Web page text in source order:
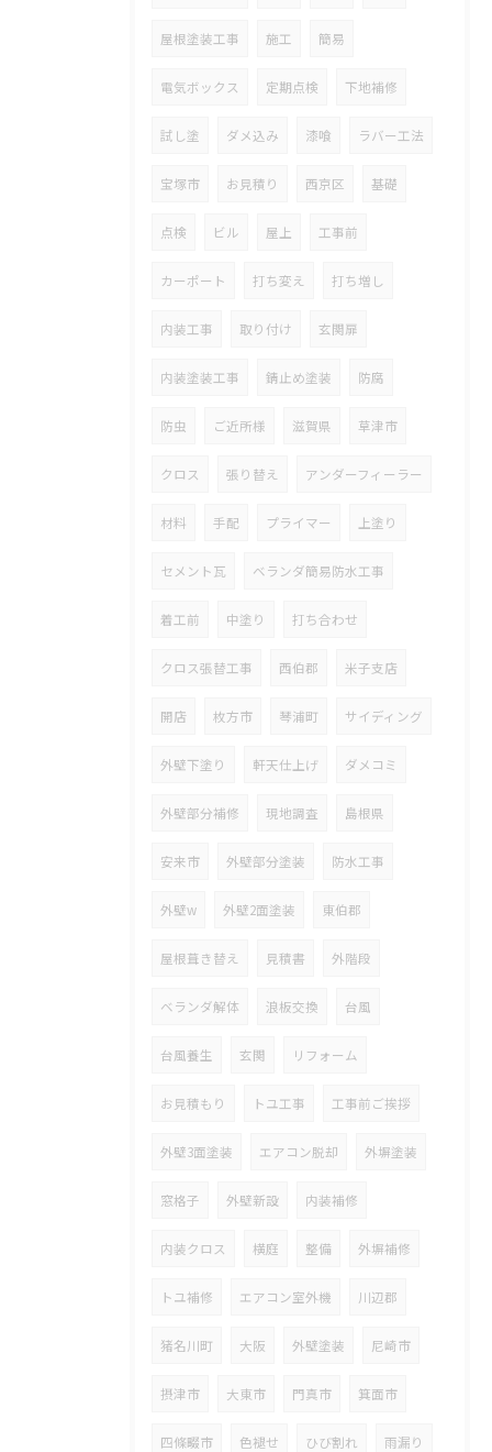
屋根塗装工事 施工 簡易
電気ボックス 定期点検 下地補修
試し塗 ダメ込み 漆喰 ラバー工法
宝塚市 お見積り 西京区 基礎
点検 ビル 屋上 工事前
カーポート 打ち変え 打ち増し
内装工事 取り付け 玄関扉
内装塗装工事 錆止め塗装 防腐
防虫 ご近所様 滋賀県 草津市
クロス 張り替え アンダーフィーラー
材料 手配 プライマー 上塗り
セメント瓦 ベランダ簡易防水工事
着工前 中塗り 打ち合わせ
クロス張替工事 西伯郡 米子支店
開店 枚方市 琴浦町 サイディング
外壁下塗り 軒天仕上げ ダメコミ
外壁部分補修 現地調査 島根県
安来市 外壁部分塗装 防水工事
外壁w 外壁2面塗装 東伯郡
屋根葺き替え 見積書 外階段
ベランダ解体 浪板交換 台風
台風養生 玄関 リフォーム
お見積もり トユ工事 工事前ご挨拶
外壁3面塗装 エアコン脱却 外塀塗装
窓格子 外壁新設 内装補修
内装クロス 横庭 整備 外塀補修
トユ補修 エアコン室外機 川辺郡
猪名川町 大阪 外壁塗装 尼崎市
摂津市 大東市 門真市 箕面市
四條畷市 色褪せ ひび割れ 雨漏り